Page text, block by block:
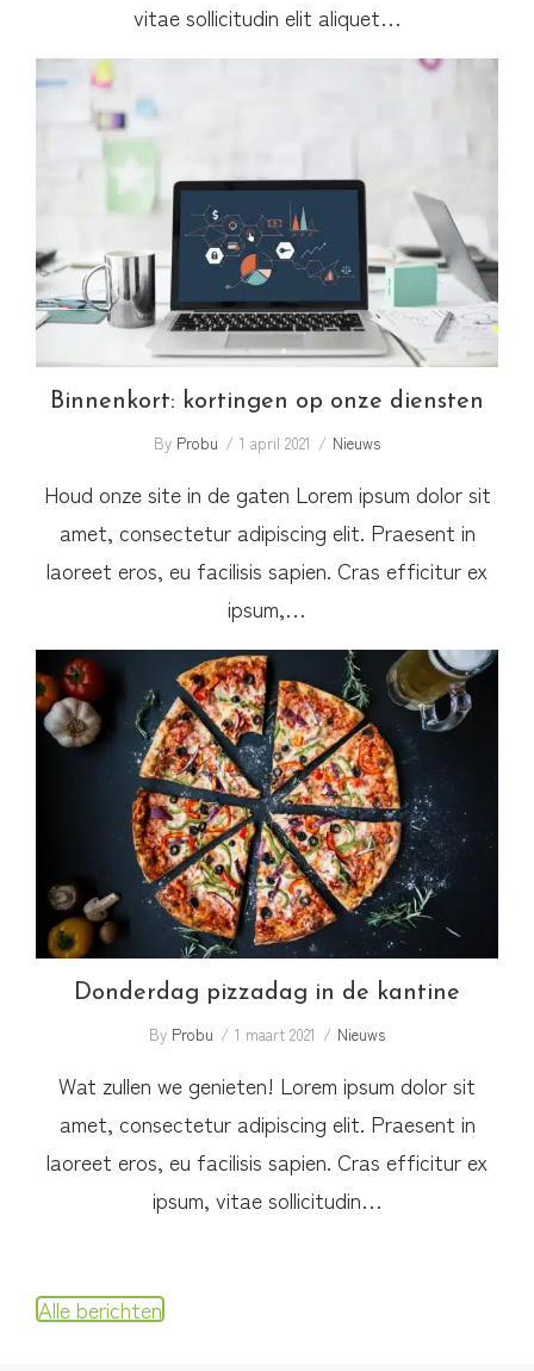
vitae sollicitudin elit aliquet…
Binnenkort: kortingen op onze diensten
Binnenkort: kortingen op onze diensten
By Probu 1 april 2021 Nieuws
Houd onze site in de gaten Lorem ipsum dolor sit
amet, consectetur adipiscing elit. Praesent in
laoreet eros, eu facilisis sapien. Cras efficitur ex
ipsum,…
Donderdag pizzadag in de kantine
Donderdag pizzadag in de kantine
By Probu 1 maart 2021 Nieuws
Wat zullen we genieten! Lorem ipsum dolor sit
amet, consectetur adipiscing elit. Praesent in
laoreet eros, eu facilisis sapien. Cras efficitur ex
ipsum, vitae sollicitudin…
Alle berichten